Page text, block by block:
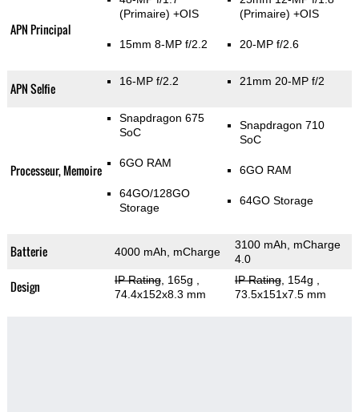
APN Principal
(Primaire) +OIS
15mm 8-MP f/2.2
(Primaire) +OIS
20-MP f/2.6
APN Selfie 16-MP f/2.2 21mm 20-MP f/2
Processeur, Memoire
Snapdragon 675
SoC
6GO RAM
64GO/128GO
Storage
Snapdragon 710
SoC
6GO RAM
64GO Storage
Batterie 4000 mAh, mCharge
3100 mAh, mCharge
4.0
Design IP Rating, 165g
74.4x152x8.3 mm
IP Rating, 154g
73.5x151x7.5 mm